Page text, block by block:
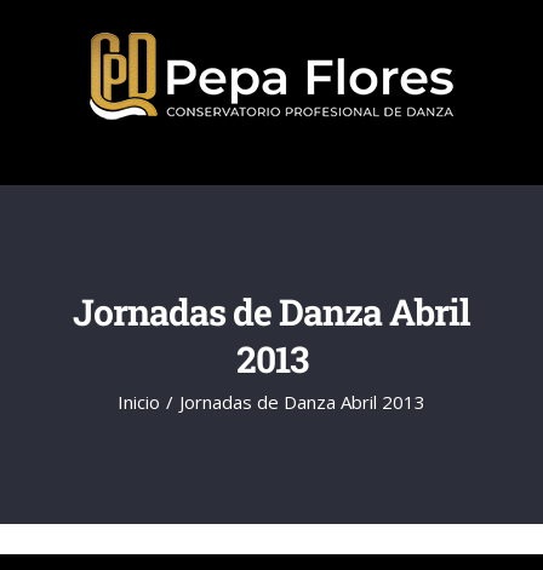
Jornadas de Danza Abril
2013
Inicio Jornadas de Danza Abril 2013